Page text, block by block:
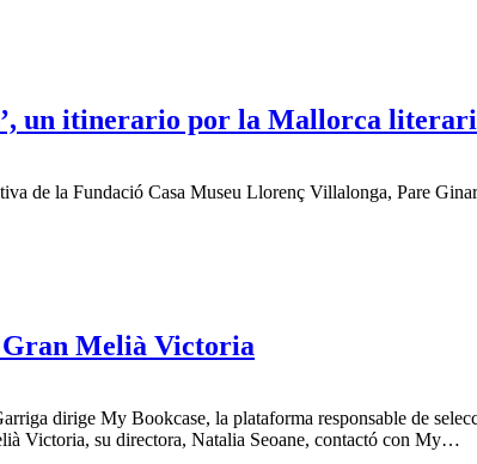
un itinerario por la Mallorca
de la Fundació Casa Museu Llorenç Villalonga, Pare
Melià Victoria
dirige My Bookcase, la plataforma responsable de
Victoria, su directora, Natalia Seoane, contactó con My…